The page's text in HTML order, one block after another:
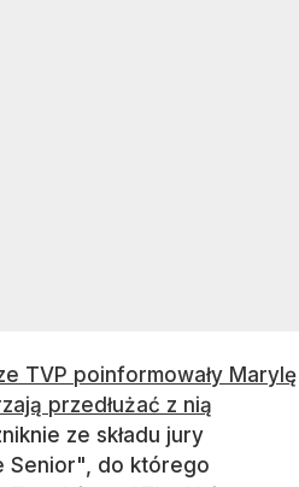
TVP poinformowały Marylę
przedłużać z nią
ze składu jury
Senior", do którego